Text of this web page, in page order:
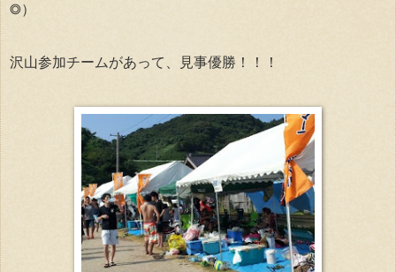
◎）ゞ
沢山参加チームがあって、見事優勝！！！